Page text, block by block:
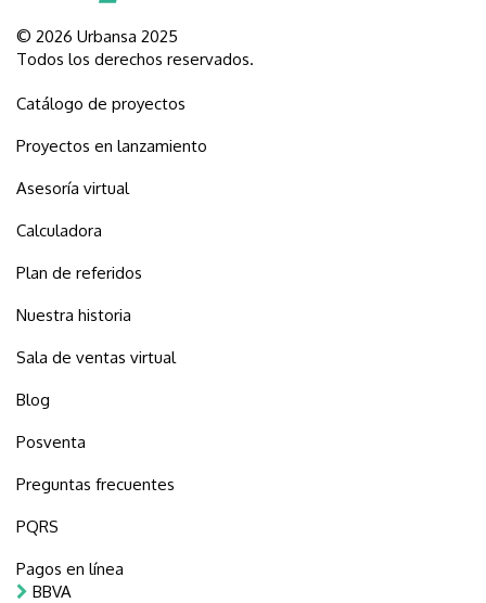
© 2026 Urbansa 2025
Todos los derechos reservados.
Catálogo de proyectos
Proyectos en lanzamiento
Asesoría virtual
Calculadora
Plan de referidos
Nuestra historia
Sala de ventas virtual
Blog
Posventa
Preguntas frecuentes
PQRS
Pagos en línea
BBVA